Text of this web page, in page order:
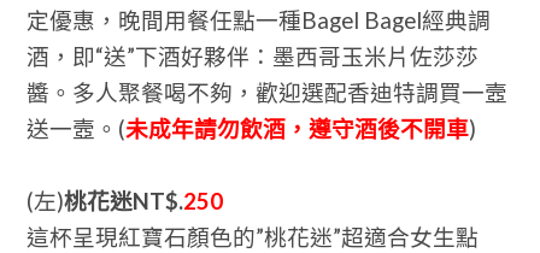
定優惠，晚間用餐任點一種Bagel Bagel經典調
酒， 即“送”下酒好夥伴：墨西哥玉米片佐莎莎
醬。多人聚餐喝不夠，歡迎選配香迪特調買一壼
送一壼。(未成年請勿飲酒，遵守酒後不開車)
(左)桃花迷NT$.250
這杯呈現紅寶石顏色的”桃花迷”超適合女生點